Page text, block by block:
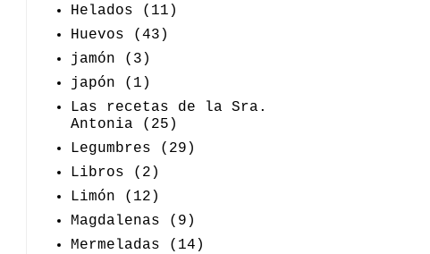
Helados
(11)
Huevos
(43)
jamón
(3)
japón
(1)
Las recetas de la Sra.
Antonia
(25)
Legumbres
(29)
Libros
(2)
Limón
(12)
Magdalenas
(9)
Mermeladas
(14)